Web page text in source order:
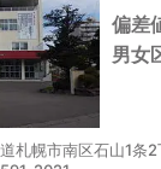
偏差
男女
札幌市南区石山1条2